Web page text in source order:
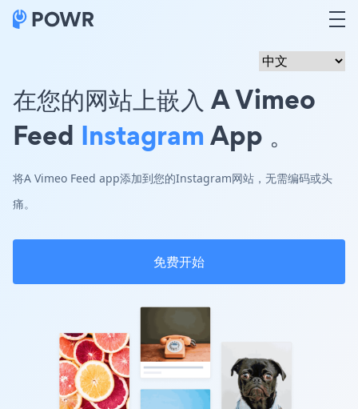
在您的网站上嵌入 A Vimeo
Feed InstagramApp 。
将A Vimeo Feed app添加到您的Instagram网站，无需编码或头
痛。
免费开始